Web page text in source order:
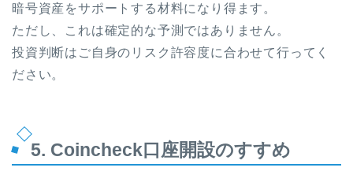
暗号資産をサポートする材料になり得ます。
ただし、これは確定的な予測ではありません。
投資判断はご自身のリスク許容度に合わせて行ってく
ださい。
5. Coincheck口座開設のすすめ